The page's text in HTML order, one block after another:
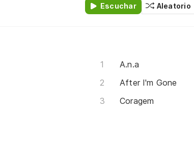
Escuchar Aleatorio
A.n.a
After I'm Gone
Coragem